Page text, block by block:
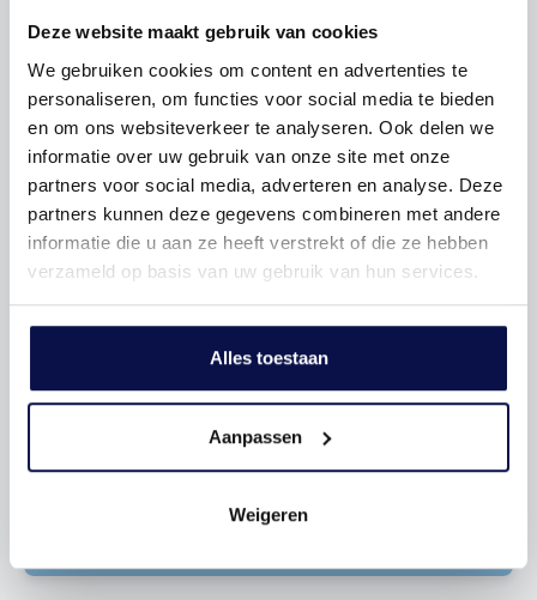
Deze website maakt gebruik van cookies
We gebruiken cookies om content en advertenties te
personaliseren, om functies voor social media te bieden
en om ons websiteverkeer te analyseren. Ook delen we
informatie over uw gebruik van onze site met onze
partners voor social media, adverteren en analyse. Deze
partners kunnen deze gegevens combineren met andere
informatie die u aan ze heeft verstrekt of die ze hebben
verzameld op basis van uw gebruik van hun services.
Alles toestaan
Aanpassen
Weigeren
Hoofdbestemming Kantoorruimte
Oppervlakte 172
Locatie Bedrijventerrein
Vragen over deze woning?